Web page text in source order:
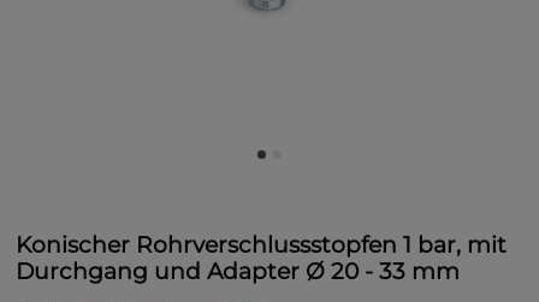
Konischer Rohrverschlussstopfen 1 bar, mit
Durchgang und Adapter Ø 20 - 33 mm